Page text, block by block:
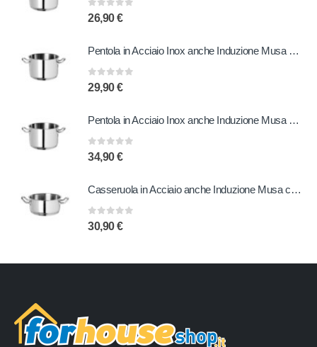
0out of 5
26,90€
Pentola in Acciaio Inox anche Induzione Musa 22 cm
0out of 5
29,90€
Pentola in Acciaio Inox anche Induzione Musa 24 cm
0 out of 5
34,90€
Casseruola in Acciaio anche Induzione Musa con due Manici 24 cm
0out of 5
30,90€